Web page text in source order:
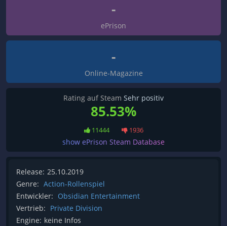
-
ePrison
-
Online-Magazine
Rating auf Steam Sehr positiv
85.53%
11444 1936
show ePrison Steam Database
Release: 25.10.2019
Genre: Action-Rollenspiel
Entwickler: Obsidian Entertainment
Vertrieb: Private Division
Engine: keine Infos